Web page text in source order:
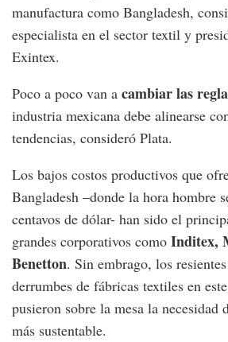
manufactura como Bangladesh,
especialista en el sector textil y
Exintex.
Poco a poco van a cambiar las
industria mexicana debe alinearse
tendencias, consideró Plata.
Los bajos costos productivos que
Bangladesh –donde la hora hombre
centavos de dólar- han sido el
grandes corporativos como Inditex,
Benetton. Sin embrago, los
derrumbes de fábricas textiles en
pusieron sobre la mesa la necesidad
más sustentable.